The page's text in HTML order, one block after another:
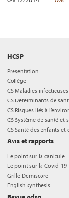
HCSP
Présentation
Collège
CS Maladies
CS Déterminants de
CS Risques liés à
CS Système de santé et
CS Santé des enfants
Avis et rapports
Le point sur la canicule
Le point sur la Covid-19
Grille Domiscore
English synthesis